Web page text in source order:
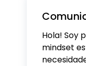
Hola! Soy
mindset